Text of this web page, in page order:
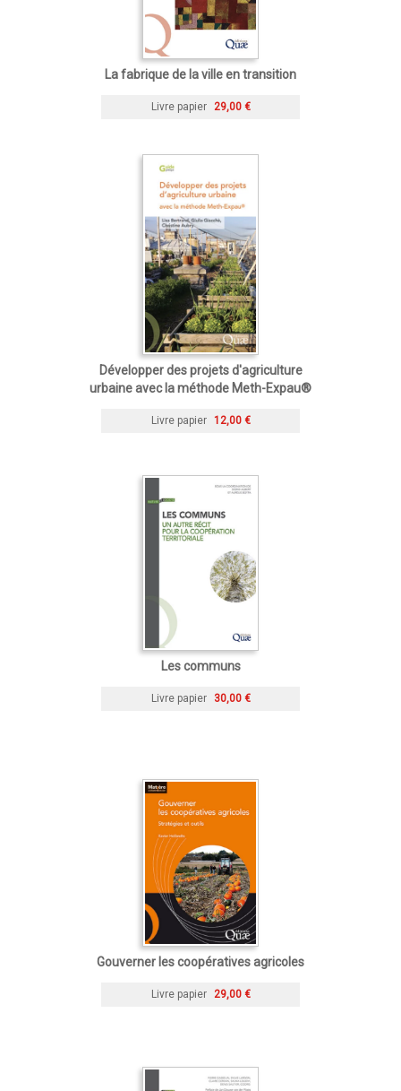
La fabrique de la ville en transition
Livre papier 29,00 €
Développer des projets d'agriculture
urbaine avec la méthode Meth-Expau®
Livre papier 12,00 €
Les communs
Livre papier 30,00 €
Gouverner les coopératives agricoles
Livre papier 29,00 €